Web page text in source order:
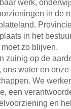
werk,
in de
in het
zo blijven.
zuinig op de
ons water en onze
We
een
en